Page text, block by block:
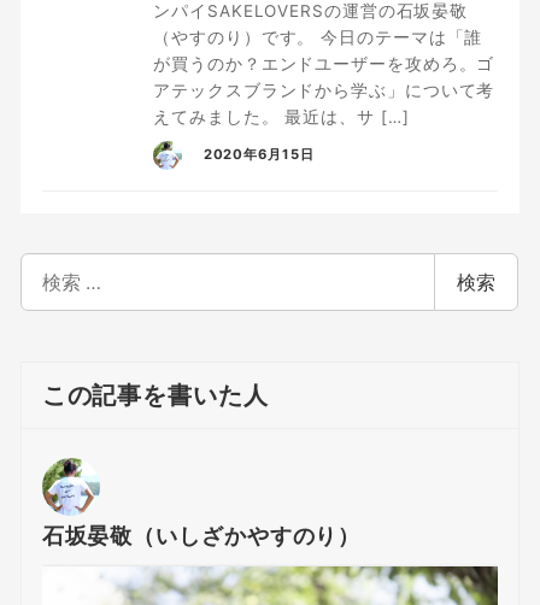
ンパイSAKELOVERSの運営の石坂晏敬
（やすのり）です。 今日のテーマは「誰
が買うのか？エンドユーザーを攻めろ。ゴ
アテックスブランドから学ぶ」について考
えてみました。 最近は、サ […]
2020年6月15日
索
検索
この記事を書いた人
石坂晏敬（いしざかやすのり）